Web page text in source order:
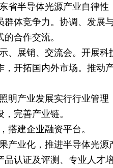
省半导体光源产业自律性
体竞争力。协调、发展
合作交流。
、展销、交流会。开展
开拓国内外市场。推动
明产业发展实行行业管
完善产业链。
搭建企业融资平台。
产业化，推进半导体光源
认证及评测、专业人才